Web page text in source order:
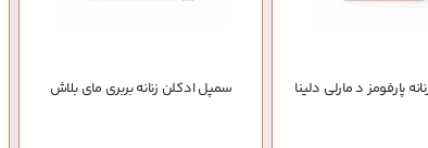
پارفومز د مارلی دلینا سمپل ادکلن زنانه بربری مای بلاش